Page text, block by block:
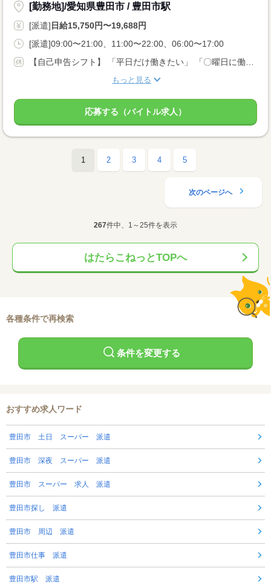
[勤務地]/愛知県豊田市 / 豊田市駅
[派遣]日給15,750円〜19,688円
[派遣]09:00〜21:00、11:00〜22:00、06:00〜17:00
もっと見る
応募する（バイトル求人）
1 2 3 4 5
次のページへ
267件中、1～25件を表示
はたらこねっとTOPへ
各種条件で再検索
条件を変更する
おすすめ求人ワード
豊田市 土日 スーパー 派遣
豊田市 深夜 スーパー 派遣
豊田市 スーパー 求人 派遣
豊田市探し 派遣
豊田市 周辺 派遣
豊田市仕事 派遣
豊田市駅 派遣